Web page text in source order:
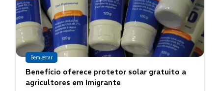
Bem-estar
Benefício oferece protetor solar gratuito a
agricultores em Imigrante